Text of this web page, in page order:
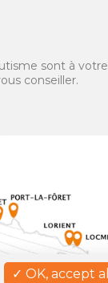
sont à votre
conseiller.
OK, accept all